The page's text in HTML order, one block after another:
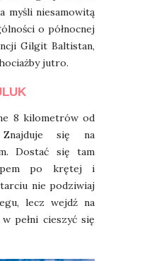
myśli niesamowitą
o północnej
Gilgit Baltistan,
jutro.
8 kilometrów od
Znajduje się na
Dostać się tam
po krętej i
nie podziwiaj
lecz wejdź na
pełni cieszyć się